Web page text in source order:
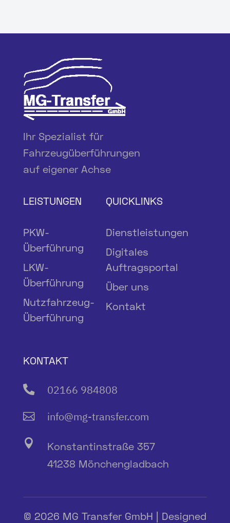
Ihr Spezialist für
Fahrzeugüberführungen
auf eigener Achse
LEISTUNGEN
PKW-
Überführung
LKW-
Überführung
Nutzfahrzeug-
Überführung
QUICKLINKS
Dienstleistungen
Digitales
Auftragsportal
Über uns
Kontakt
KONTAKT
 02166 984808
 info@mg-transfer.com

Konstantinstraße 357
41238 Mönchengladbach
© 2026 MG Transfer GmbH | Designed